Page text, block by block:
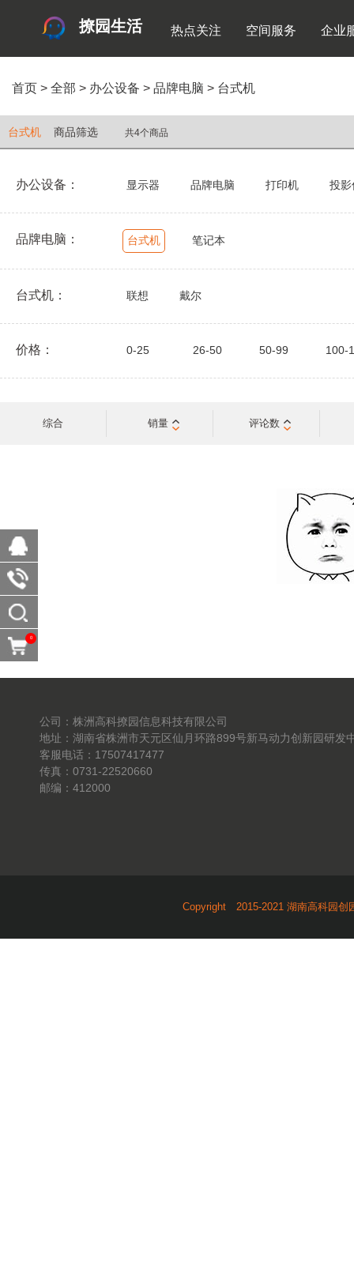
撩园生活 热点关注 空间服务 企业
首页 > 全部 > 办公设备 > 品牌电脑 > 台式机
台式机 商品筛选 共4个商品
办公设备： 显示器 品牌电脑 打印机 投影
品牌电脑： 台式机 笔记本
台式机： 联想 戴尔
价格： 0-25 26-50 50-99 100-
综合 销量 评论数
公司：株洲高科撩园信息科技有限公司
地址：湖南省株洲市天元区仙月环路899号新马动力创新园研发
客服电话：17507417477
传真：0731-22520660
邮编：412000
Copyright 2015-2021 湖南高科园创
0